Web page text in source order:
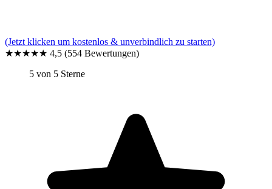
(Jetzt klicken um kostenlos & unverbindlich zu starten)
★★★★★ 4,5 (554 Bewertungen)
5 von 5 Sterne